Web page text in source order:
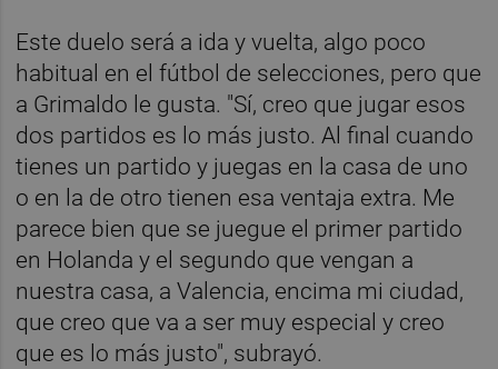
Este duelo será a ida y vuelta, algo poco
habitual en el fútbol de selecciones, pero que
a Grimaldo le gusta. "Sí, creo que jugar esos
dos partidos es lo más justo. Al final cuando
tienes un partido y juegas en la casa de uno
o en la de otro tienen esa ventaja extra. Me
parece bien que se juegue el primer partido
en Holanda y el segundo que vengan a
nuestra casa, a Valencia, encima mi ciudad,
que creo que va a ser muy especial y creo
que es lo más justo", subrayó.